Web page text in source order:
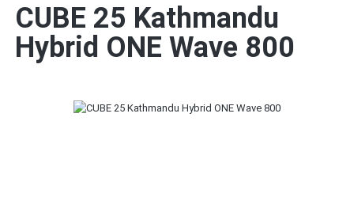
CUBE 25 Kathmandu
Hybrid ONE Wave 800